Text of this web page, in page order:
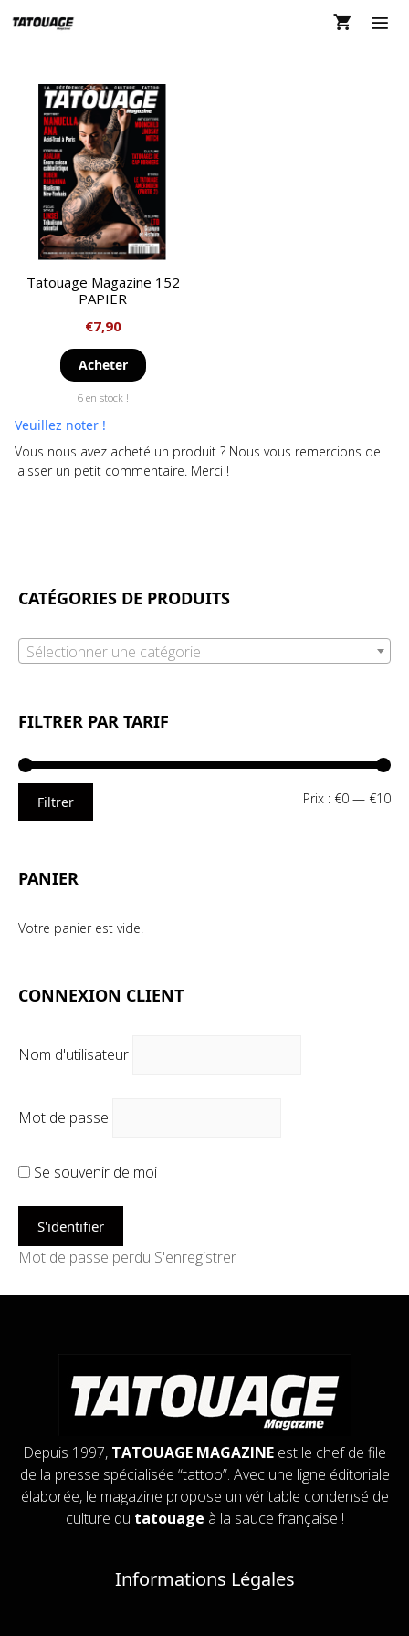
au
Tatouage Magazine 152
PAPIER
€7,90
Acheter
6 en stock !
Veuillez noter !
Vous nous avez acheté un produit ? Nous vous remercions de
laisser un petit commentaire. Merci !
CATÉGORIES DE PRODUITS
Sélectionner une catégorie
FILTRER PAR TARIF
Filtrer Prix : €0 — €10
PANIER
Votre panier est vide.
CONNEXION CLIENT
Nom d'utilisateur
Mot de passe
Se souvenir de moi
Mot de passe perdu S'enregistrer
Depuis 1997, TATOUAGE MAGAZINE est le chef de file
de la presse spécialisée “tattoo”. Avec une ligne éditoriale
élaborée, le magazine propose un véritable condensé de
culture du tatouage à la sauce française !
Informations Légales